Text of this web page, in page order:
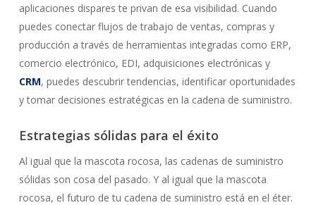
aplicaciones dispares te privan de esa visibilidad. Cuando
puedes conectar flujos de trabajo de ventas, compras y
producción a través de herramientas integradas como ERP,
comercio electrónico, EDI, adquisiciones electrónicas y
CRM, puedes descubrir tendencias, identificar oportunidades
y tomar decisiones estratégicas en la cadena de suministro.
Estrategias sólidas para el éxito
Al igual que la mascota rocosa, las cadenas de suministro
sólidas son cosa del pasado. Y al igual que la mascota
rocosa, el futuro de tu cadena de suministro está en el éter.